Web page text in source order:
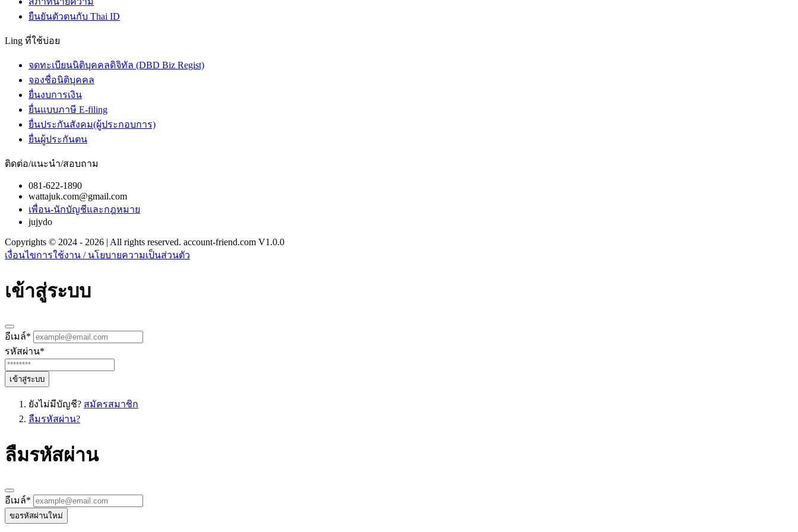
ยืนยันตัวตนกับ Thai ID
Ling ที่ใช้บ่อย
จดทะเบียนนิติบุคคลดิจิทัล (DBD Biz Regist)
จองชื่อนิติบุคคล
ยื่นงบการเงิน
ยื่นแบบภาษี E-filing
ยื่นประกันสังคม(ผู้ประกอบการ)
ยื่นผู้ประกันตน
ติดต่อ/แนะนำ/สอบถาม
081-622-1890
wattajuk.com@gmail.com
เพื่อน-นักบัญชีและกฎหมาย
jujydo
Copyrights © 2024 - 2026 | All rights reserved. account-friend.com V1.0.0
เงื่อนไขการใช้งาน / นโยบายความเป็นส่วนตัว
เข้าสู่ระบบ
อีเมล์*
รหัสผ่าน*
เข้าสู่ระบบ
ยังไม่มีบัญชี? สมัครสมาชิก
ลืมรหัสผ่าน?
ลืมรหัสผ่าน
อีเมล์*
ขอรหัสผ่านใหม่